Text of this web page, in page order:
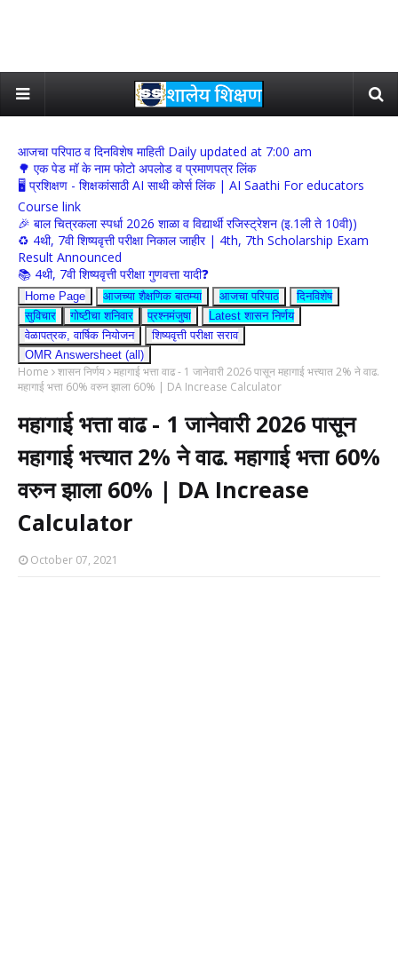
आजचा परिपाठ व दिनविशेष माहिती Daily updated at 7:00 am
🌳 एक पेड मॉ के नाम फोटो अपलोड व प्रमाणपत्र लिंक
🖥 प्रशिक्षण - शिक्षकांसाठी AI साथी कोर्स लिंक | AI Saathi For educators
Course link
🎉 बाल चित्रकला स्पर्धा 2026 शाळा व विद्यार्थी रजिस्ट्रेशन (इ.1ली ते 10वी))
♻️ 4थी, 7वी शिष्यवृत्ती परीक्षा निकाल जाहीर | 4th, 7th Scholarship Exam
Result Announced
📚 4थी, 7वी शिष्यवृत्ती परीक्षा गुणवत्ता यादी❓
Home Page आजच्या शैक्षणिक बातम्या आजचा परिपाठ
दिनविशेष
सुविचार
गोष्टीचा शनिवार प्रश्नमंजुषा
Latest शासन निर्णय
वेळापत्रक, वार्षिक नियोजन
शिष्यवृत्ती परीक्षा सराव
OMR Answersheet (all)
Home शासन निर्णय महागाई भत्ता वाढ - 1 जानेवारी 2026 पासून महागाई भत्त्यात 2% ने वाढ.
महागाई भत्ता 60% वरुन झाला 60% | DA Increase Calculator
महागाई भत्ता वाढ - 1 जानेवारी 2026 पासून
महागाई भत्त्यात 2% ने वाढ. महागाई भत्ता 60%
वरुन झाला 60% | DA Increase
Calculator
October 07, 2021